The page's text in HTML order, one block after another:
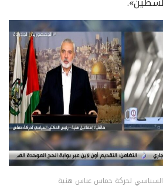
لحركة حماس عباس هنية